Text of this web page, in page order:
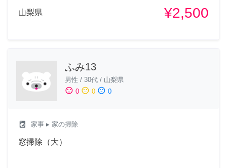
山梨県 ¥2,500
ふみ13
男性 / 30代 / 山梨県
sentiment_satisfied 0 sentiment_neutral 0 sentiment_dissatisfied 0
local_laundry_service 家事 ▸ 家の掃除
窓掃除（大）